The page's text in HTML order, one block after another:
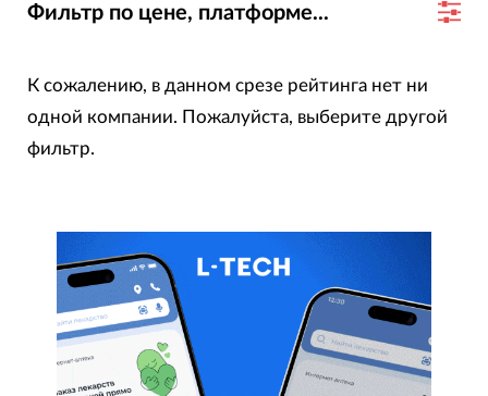
работы с ними, выручка по разработке, а также
Методика и критерии оценки
Вверху рейтинга можно увидеть фильтры.
Устанавливая их на нужном значении, можно
расположения, магазинов приложений и
отдельных услуг.
Фильтр по цене, платформе...
К сожалению, в данном срезе рейтинга нет ни
одной компании. Пожалуйста, выберите другой
фильтр.